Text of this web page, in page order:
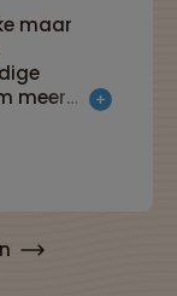
maar
meer
bijzondere